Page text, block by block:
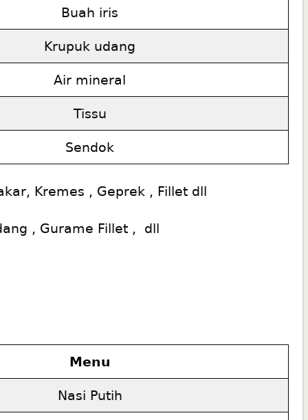
Buah iris
Krupuk udang
Air mineral
Tissu
Sendok
Kremes , Geprek , Fillet dll
, Gurame Fillet , dll
Menu
Nasi Putih